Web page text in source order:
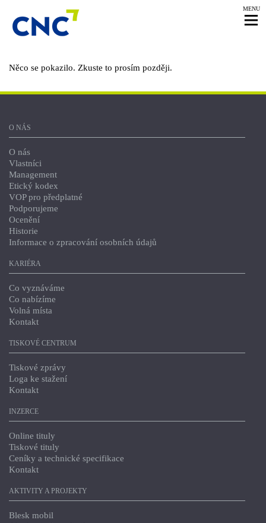
MENU
Něco se pokazilo. Zkuste to prosím později.
O NÁS
O nás
Vlastníci
Management
Etický kodex
VOP pro předplatné
Podporujeme
Ocenění
Historie
Informace o zpracování osobních údajů
KARIÉRA
Co vyznáváme
Co nabízíme
Volná místa
Kontakt
TISKOVÉ CENTRUM
Tiskové zprávy
Loga ke stažení
Kontakt
INZERCE
Online tituly
Tiskové tituly
Ceníky a technické specifikace
Kontakt
AKTIVITY A PROJEKTY
Blesk mobil